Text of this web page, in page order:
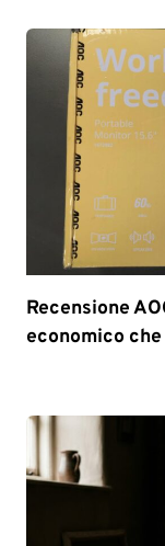
Recensione
economico